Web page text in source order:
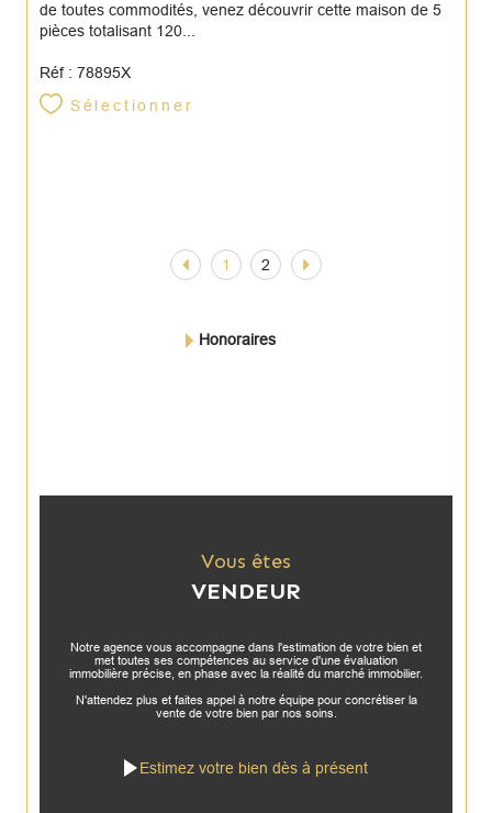
de toutes commodités, venez découvrir cette maison de 5
pièces totalisant 120...
Réf : 78895X
Sélectionner
1 2
Honoraires
Vous êtes
VENDEUR
Notre agence vous accompagne dans l'estimation de votre bien et
met toutes ses compétences au service d'une évaluation
immobilière précise, en phase avec la réalité du marché immobilier.
N'attendez plus et faites appel à notre équipe pour concrétiser la
vente de votre bien par nos soins.
Estimez votre bien dès à présent